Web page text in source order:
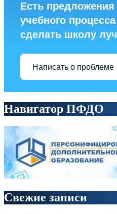
Есть предложения
учебного
сделать школу
Написать о проблеме
Навигатор ПФДО
Свежие записи